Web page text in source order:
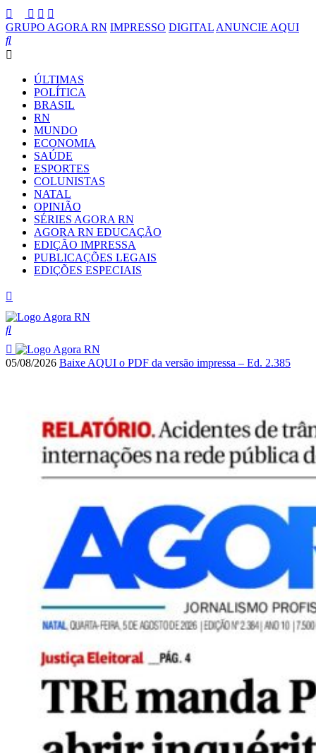
GRUPO AGORA RN IMPRESSO DIGITAL ANUNCIE AQUI
ÚLTIMAS
POLÍTICA
BRASIL
RN
MUNDO
ECONOMIA
SAÚDE
ESPORTES
COLUNISTAS
NATAL
OPINIÃO
SÉRIES AGORA RN
AGORA RN EDUCAÇÃO
EDIÇÃO IMPRESSA
PUBLICAÇÕES LEGAIS
EDIÇÕES ESPECIAIS
05/08/2026 Baixe AQUI o PDF da versão impressa – Ed. 2.385